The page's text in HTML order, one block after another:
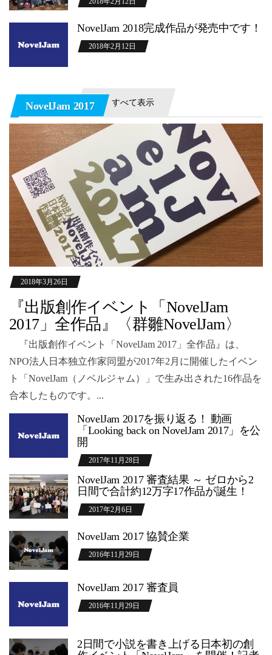
NovelJam 2018完成作品が発売中です！
2018年2月12日
NovelJam 2017 すべて表示
2018年3月26日
『出版創作イベント「NovelJam
2017」全作品』〈群雛NovelJam〉
『出版創作イベント「NovelJam 2017」全作品』は、
NPO法人日本独立作家同盟が2017年2月に開催したイベン
ト「NovelJam（ノベルジャム）」で生み出された16作品を
合本したものです。...
NovelJam 2017を振り返る！ 動画
「Looking back on NovelJam 2017」を公
開
2017年11月28日
NovelJam 2017 審査結果 ～ ゼロから2
日間で合計約12万字17作品が誕生！
2017年2月6日
NovelJam 2017 協賛企業
2016年11月29日
NovelJam 2017 審査員
2016年11月29日
2日間で小説を書き上げる日本初の創